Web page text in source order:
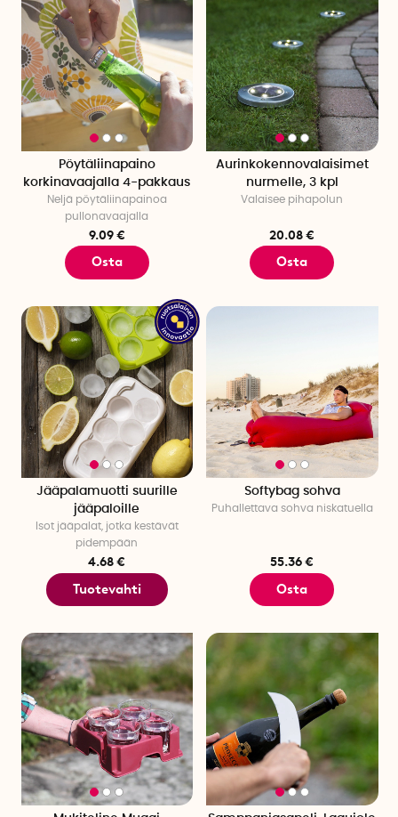
Pöytäliinapaino
korkinavaajalla 4-pakkaus
Neljä pöytäliinapainoa
pullonavaajalla
9.09 €
Osta
Aurinkokennovalaisimet
nurmelle, 3 kpl
Valaisee pihapolun
20.08 €
Osta
Jääpalamuotti suurille
jääpaloille
Isot jääpalat, jotka kestävät
pidempään
4.68 €
Tuotevahti
Softybag sohva
Puhallettava sohva niskatuella
55.36 €
Osta